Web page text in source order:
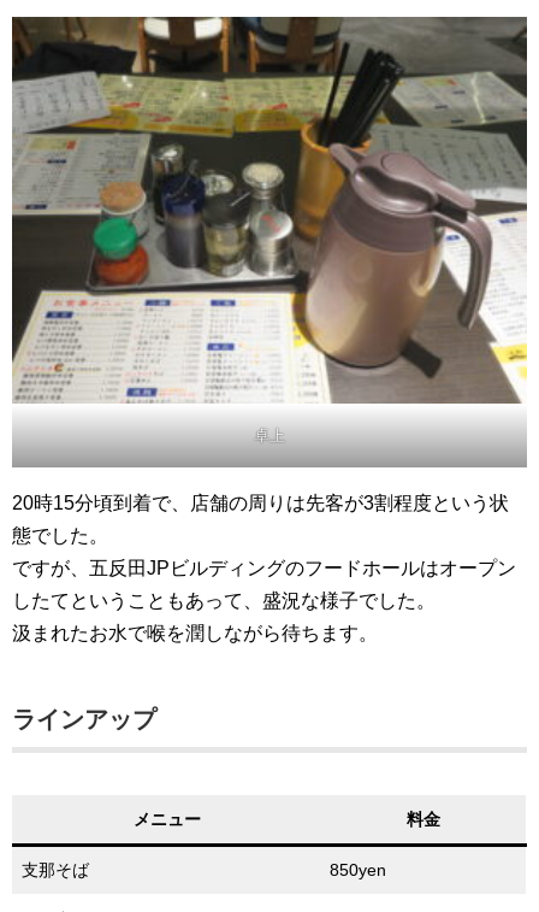
卓上
20時15分頃到着で、店舗の周りは先客が3割程度という状
態でした。
ですが、五反田JPビルディングのフードホールはオープン
したてということもあって、盛況な様子でした。
汲まれたお水で喉を潤しながら待ちます。
ラインアップ
メニュー 料金
支那そば 850yen